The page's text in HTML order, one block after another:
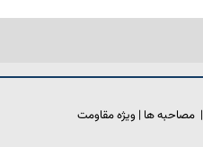
|مصاحبه ها | ویژه مقاومت